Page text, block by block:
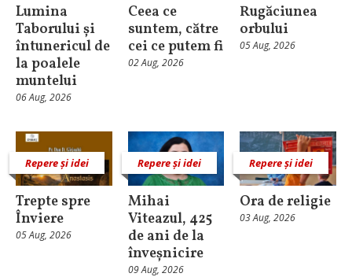
Lumina
Taborului și
întunericul de
la poalele
muntelui
06 Aug, 2026
Ceea ce
suntem, către
cei ce putem fi
02 Aug, 2026
Rugăciunea
orbului
05 Aug, 2026
Repere și idei
Trepte spre
Înviere
05 Aug, 2026
Repere și idei
Mihai
Viteazul, 425
de ani de la
înveșnicire
09 Aug, 2026
Repere și idei
Ora de religie
03 Aug, 2026